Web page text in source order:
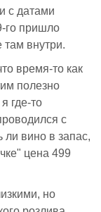
с датами
го пришло
там внутри.
время-то как
полезно
где-то
с
ли вино в запас,
цена 499
но